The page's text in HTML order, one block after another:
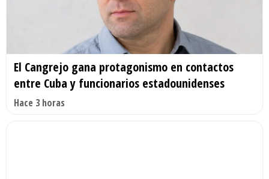
El Cangrejo gana protagonismo en contactos
entre Cuba y funcionarios estadounidenses
Hace 3 horas